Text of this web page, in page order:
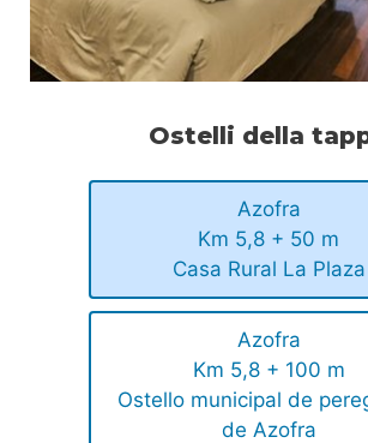
Ostelli della
Azofra
Km 5,8 + 50 m
Casa Rural La Plaza
Azofra
Km 5,8 + 100 m
Ostello municipal de
de Azofra